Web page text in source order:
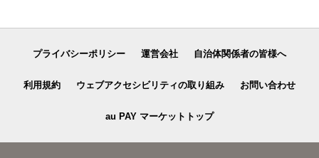
プライバシーポリシー 運営会社 自治体関係者の皆様へ
利用規約 ウェブアクセシビリティの取り組み お問い合わせ
au PAY マーケットトップ